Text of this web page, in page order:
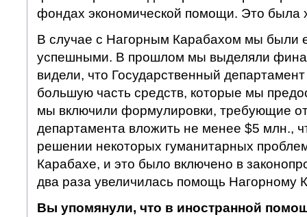
фондах экономической помощи. Это была
В случае с Нагорным Карабахом мы были
успешными. В прошлом мы выделяли
видели, что Государственный
большую часть средств, которые мы
мы включили формулировки, требующие от
департамента вложить не менее $5 млн.,
решении некоторых гуманитарных
Карабахе, и это было включено в
два раза увеличилась помощь Нагорному
Вы упомянули, что в иностранной